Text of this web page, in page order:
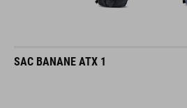
SAC BANANE ATX 1